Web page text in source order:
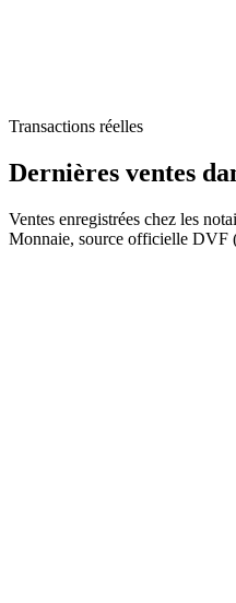
Transactions réelles
Dernières ventes
Ventes enregistrées chez les
Monnaie, source officielle DVF